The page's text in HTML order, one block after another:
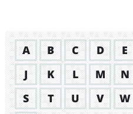
A B C D E
J
K L M N
S
T U V W